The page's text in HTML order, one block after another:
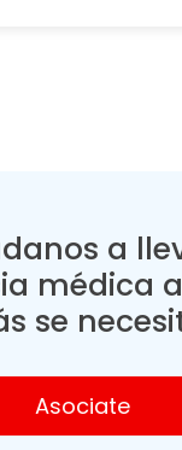
a
médica
se
Asociate